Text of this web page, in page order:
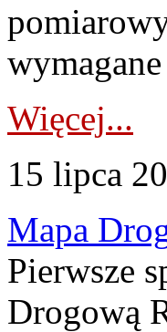
Więcej...
15 lipca
Mapa
Pierwsze
Drogową